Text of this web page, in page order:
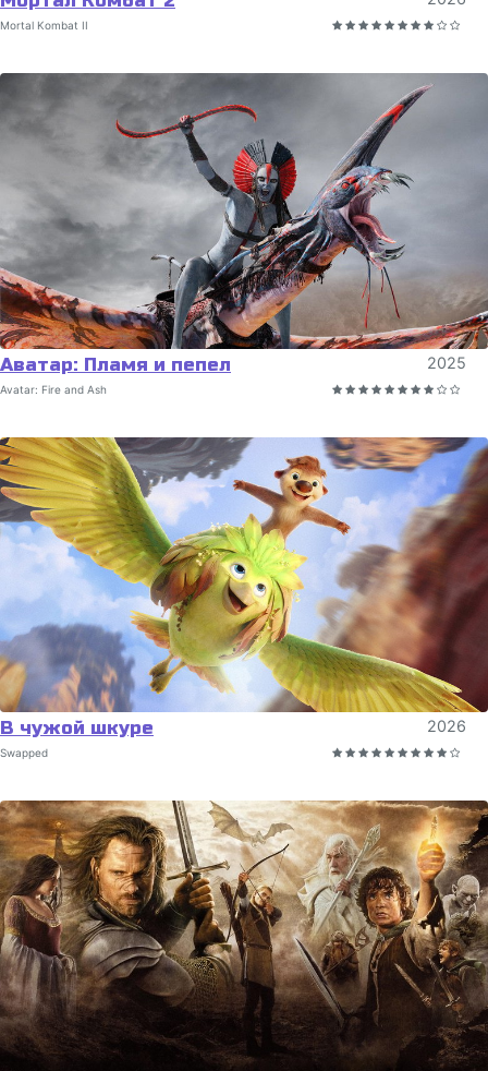
Mortal Kombat II
Аватар: Пламя и пепел 2025
Avatar: Fire and Ash
В чужой шкуре 2026
Swapped